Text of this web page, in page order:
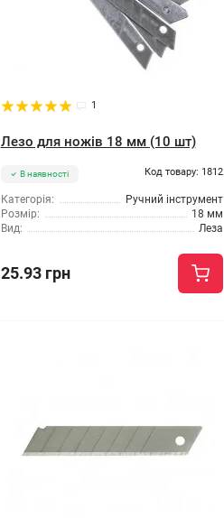
1
Лезо для ножів 18 мм (10 шт)
В наявності Код товару: 1812
Категорія:
Ручний інструмент
Розмір:
18 мм
Вид:
Леза
25.93 грн